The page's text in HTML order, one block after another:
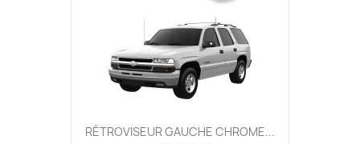
RÉTROVISEUR GAUCHE CHROME...